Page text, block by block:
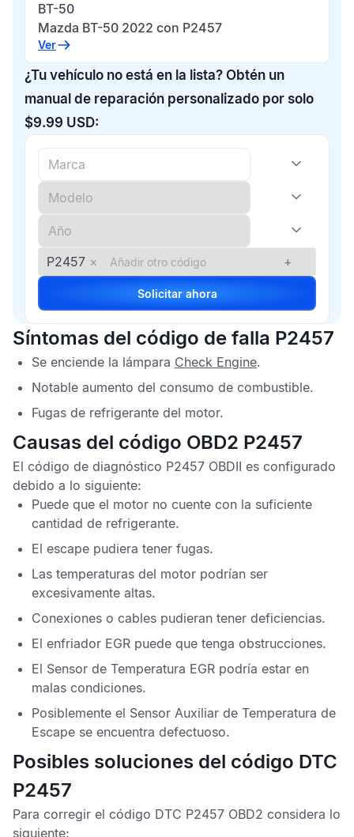
BT-50
Mazda BT-50 2022 con P2457
Ver
¿Tu vehículo no está en la lista? Obtén un
manual de reparación personalizado por solo
$9.99 USD:
P2457 × +
Solicitar ahora
Síntomas del código de falla P2457
Se enciende la lámpara Check Engine.
Notable aumento del consumo de combustible.
Fugas de refrigerante del motor.
Causas del código OBD2 P2457
El código de diagnóstico P2457 OBDII es configurado
debido a lo siguiente:
Puede que el motor no cuente con la suficiente
cantidad de refrigerante.
El escape pudiera tener fugas.
Las temperaturas del motor podrían ser
excesivamente altas.
Conexiones o cables pudieran tener deficiencias.
El enfriador EGR puede que tenga obstrucciones.
El Sensor de Temperatura EGR podría estar en
malas condiciones.
Posiblemente el Sensor Auxiliar de Temperatura de
Escape se encuentra defectuoso.
Posibles soluciones del código DTC
P2457
Para corregir el código DTC P2457 OBD2 considera lo
siguiente: